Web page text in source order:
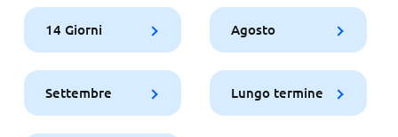
14 Giorni Agosto
Settembre Lungo termine